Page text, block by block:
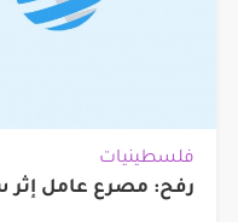
فلسطينيات
رفح: مصرع عامل